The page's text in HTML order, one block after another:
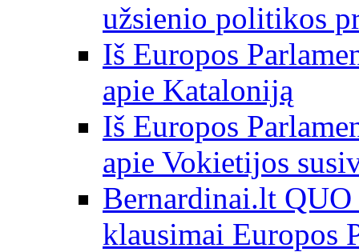
užsienio politikos
Iš Europos
apie Kataloniją
Iš Europos
apie Vokietijos
Bernardinai.lt
klausimai Europos